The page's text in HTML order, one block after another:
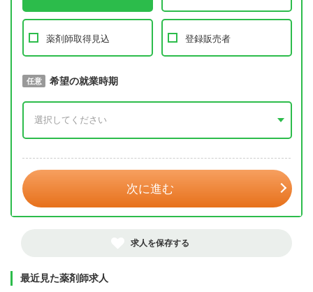
薬剤師取得見込 登録販売者
必須 取得予定年
任意 希望の就業時期
次に進む
求人を保存する
最近見た薬剤師求人